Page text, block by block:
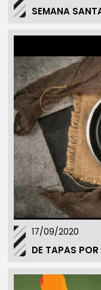
SEMANA
17/09/2020
DE TAPAS